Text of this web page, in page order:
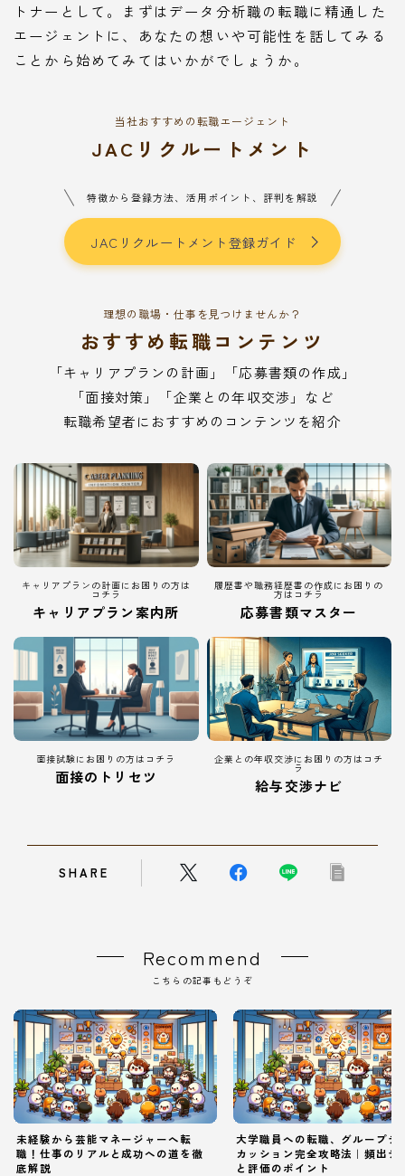
トナーとして。まずはデータ分析職の転職に精通した
エージェントに、あなたの想いや可能性を話してみる
ことから始めてみてはいかがでしょうか。
当社おすすめの転職エージェント
JACリクルートメント
特徴から登録方法、活用ポイント、評判を解説
JACリクルートメント登録ガイド
理想の職場・仕事を見つけませんか？
おすすめ転職コンテンツ
「キャリアプランの計画」「応募書類の作成」
「面接対策」「企業との年収交渉」など
転職希望者におすすめのコンテンツを紹介
キャリアプランの計画にお困りの方は
コチラ
キャリアプラン案内所
履歴書や職務経歴書の作成にお困りの
方はコチラ
応募書類マスター
面接試験にお困りの方はコチラ
面接のトリセツ
企業との年収交渉にお困りの方はコチ
ラ
給与交渉ナビ
SHARE
Recommend
こちらの記事もどうぞ
未経験から芸能マネージャーへ転
職！仕事のリアルと成功への道を徹
底解説
大学職員への転職、グループデ
カッション完全攻略法｜頻出テ
と評価のポイント